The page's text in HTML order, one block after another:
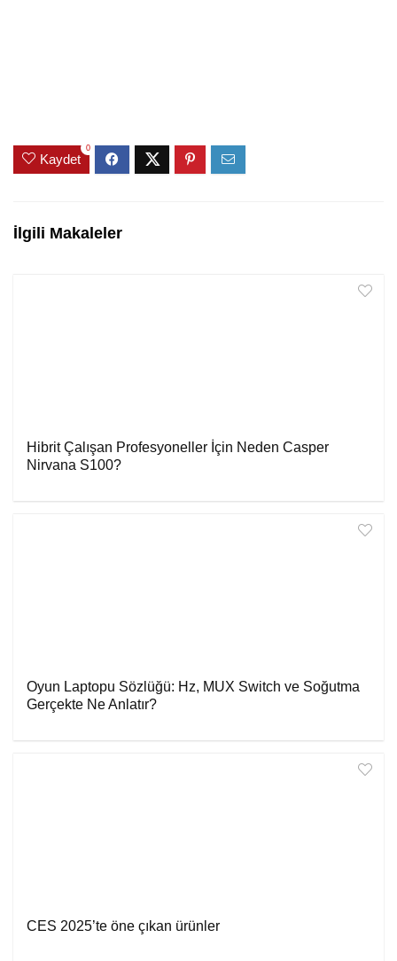
Kaydet
0
İlgili Makaleler
Hibrit Çalışan Profesyoneller İçin Neden Casper
Nirvana S100?
Oyun Laptopu Sözlüğü: Hz, MUX Switch ve Soğutma
Gerçekte Ne Anlatır?
CES 2025’te öne çıkan ürünler